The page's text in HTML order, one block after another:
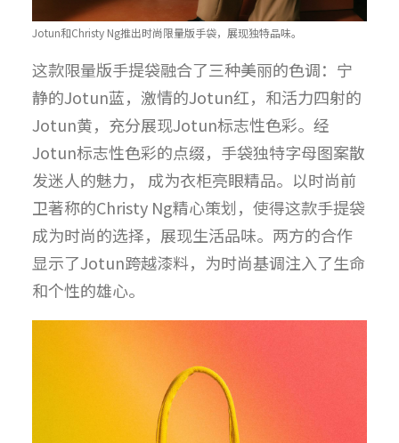
Jotun和Christy Ng推出时尚限量版手袋，展现独特品味。
这款限量版手提袋融合了三种美丽的色调：宁
静的Jotun蓝，激情的Jotun红，和活力四射的
Jotun黄，充分展现Jotun标志性色彩。经
Jotun标志性色彩的点缀，手袋独特字母图案散
发迷人的魅力， 成为衣柜亮眼精品。以时尚前
卫著称的Christy Ng精心策划，使得这款手提袋
成为时尚的选择，展现生活品味。两方的合作
显示了Jotun跨越漆料，为时尚基调注入了生命
和个性的雄心。